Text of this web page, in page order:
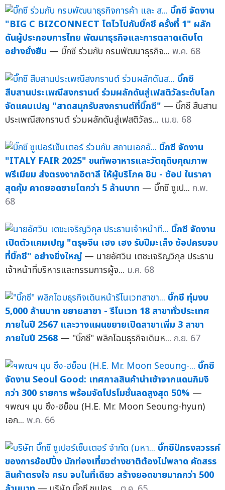
บิ๊กซี จัดงาน
"BIG C BIZCONNECT โตไวไปกับบิ๊กซี ครั้งที่ 1" ผลัก
ดันผู้ประกอบการไทย พัฒนาธุรกิจและการตลาดเติบโต
อย่างยั่งยืน — บิ๊กซี ร่วมกับ กรมพัฒนาธุรกิจ... พ.ค. 68
บิ๊กซี
สืบสานประเพณีสงกรานต์ ร่วมผลักดันสู่เฟสติวัลระดับโลก
จัดแคมเปญ "สาดสนุกรับสงกรานต์ที่บิ๊กซี" — บิ๊กซี สืบสาน
ประเพณีสงกรานต์ ร่วมผลักดันสู่เฟสติวัลร... เม.ย. 68
บิ๊กซี จัดงาน
"ITALY FAIR 2025" ขนทัพอาหารและวัตถุดิบคุณภาพ
พรีเมียม ส่งตรงจากอิตาลี ให้ผู้บริโภค ชิม - ช้อป ในราคา
สุดคุ้ม คาดยอดขายโตกว่า 5 ล้านบาท — บิ๊กซี ซูเป... ก.พ.
68
บิ๊กซี จัดงาน
เปิดตัวแคมเปญ "ตรุษจีน เฮง เฮง รับปีมะเส็ง ช้อปครบจบ
ที่บิ๊กซี" อย่างยิ่งใหญ่ — นายอัศวิน เตชะเจริญวิกุล ประธาน
เจ้าหน้าที่บริหารและกรรมการผู้จ... ม.ค. 68
บิ๊กซี ทุ่มงบ
5,000 ล้านบาท ขยายสาขา - รีโนเวท 18 สาขาทั่วประเทศ
ภายในปี 2567 และวางแผนขยายเปิดสาขาเพิ่ม 3 สาขา
ภายในปี 2568 — "บิ๊กซี" พลิกโฉมธุรกิจเดินห... ก.ย. 67
บิ๊กซี
จัดงาน Seoul Good: เทศกาลสินค้านำเข้าจากแดนกิมจิ
กว่า 300 รายการ พร้อมจัดโปรโมชั่นลดสูงสุด 50% —
ฯพณฯ มุน ซึง-ฮย็อน (H.E. Mr. Moon Seoung-hyun)
เอก... พ.ค. 66
บิ๊กซีปักธงสวรรค์
ของการช้อปปิ้ง นักท่องเที่ยวต่างชาติต้องไม่พลาด คัดสรร
สินค้าตรงใจ ครบ จบในที่เดียว สร้างยอดขายมากกว่า 500